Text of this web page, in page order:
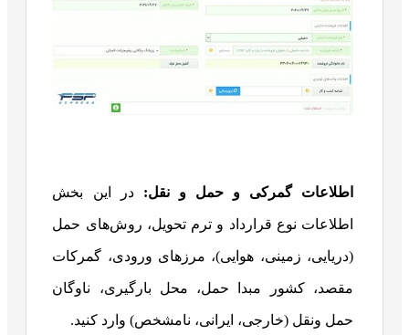
اطلاعات گمرکی و حمل و نقل: در این بخش
اطلاعات نوع قرارداد و ترم تحویل، روش‌های حمل
(دریایی، زمینی، هوایی)، مرزهای ورودی، گمرکات
مقصد، کشور مبدا حمل، محل بارگیری، ناوگان
حمل ونقل (خارجی، ایرانی، نامشخص) وارد کنید.